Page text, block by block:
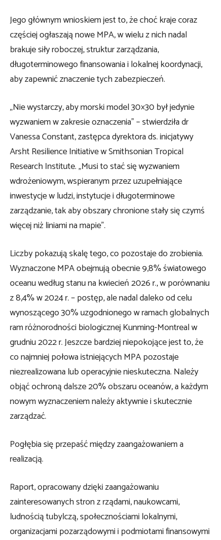
Jego głównym wnioskiem jest to, że choć kraje coraz
częściej ogłaszają nowe MPA, w wielu z nich nadal
brakuje siły roboczej, struktur zarządzania,
długoterminowego finansowania i lokalnej koordynacji,
aby zapewnić znaczenie tych zabezpieczeń.
„Nie wystarczy, aby morski model 30×30 był jedynie
wyzwaniem w zakresie oznaczenia” – stwierdziła dr
Vanessa Constant, zastępca dyrektora ds. inicjatywy
Arsht Resilience Initiative w Smithsonian Tropical
Research Institute. „Musi to stać się wyzwaniem
wdrożeniowym, wspieranym przez uzupełniające
inwestycje w ludzi, instytucje i długoterminowe
zarządzanie, tak aby obszary chronione stały się czymś
więcej niż liniami na mapie”.
Liczby pokazują skalę tego, co pozostaje do zrobienia.
Wyznaczone MPA obejmują obecnie 9,8% światowego
oceanu według stanu na kwiecień 2026 r., w porównaniu
z 8,4% w 2024 r. – postęp, ale nadal daleko od celu
wynoszącego 30% uzgodnionego w ramach globalnych
ram różnorodności biologicznej Kunming-Montreal w
grudniu 2022 r. Jeszcze bardziej niepokojące jest to, że
co najmniej połowa istniejących MPA pozostaje
niezrealizowana lub operacyjnie nieskuteczna. Należy
objąć ochroną dalsze 20% obszaru oceanów, a każdym
nowym wyznaczeniem należy aktywnie i skutecznie
zarządzać.
Pogłębia się przepaść między zaangażowaniem a
realizacją.
Raport, opracowany dzięki zaangażowaniu
zainteresowanych stron z rządami, naukowcami,
ludnością tubylczą, społecznościami lokalnymi,
organizacjami pozarządowymi i podmiotami finansowymi